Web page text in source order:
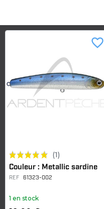
(1)
Couleur : Metallic sardine
REF 61323-002
1 en stock
favorite_border